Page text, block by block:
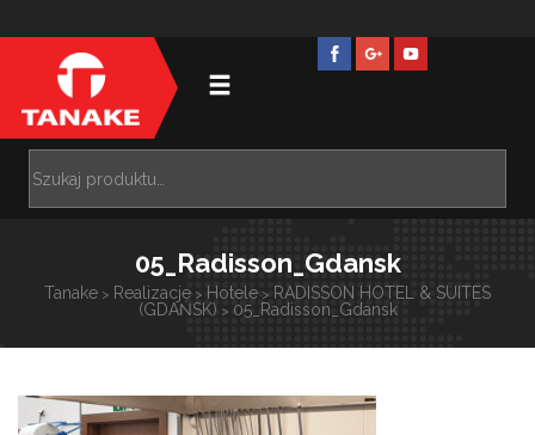
05_Radisson_Gdansk
Tanake > Realizacje > Hotele > RADISSON HOTEL & SUITES
(GDAŃSK) > 05_Radisson_Gdansk